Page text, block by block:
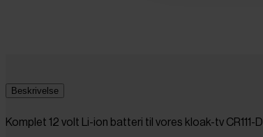
Beskrivelse
Komplet 12 volt Li-ion batteri til vores kloak-tv CR111-D